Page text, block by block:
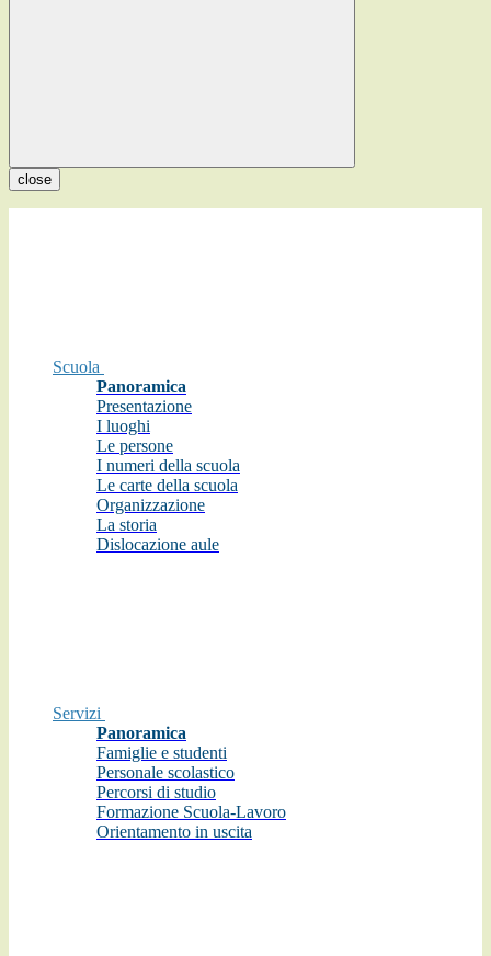
close
Scuola
Panoramica
Presentazione
I luoghi
Le persone
I numeri della scuola
Le carte della scuola
Organizzazione
La storia
Dislocazione aule
Servizi
Panoramica
Famiglie e studenti
Personale scolastico
Percorsi di studio
Formazione Scuola-Lavoro
Orientamento in uscita